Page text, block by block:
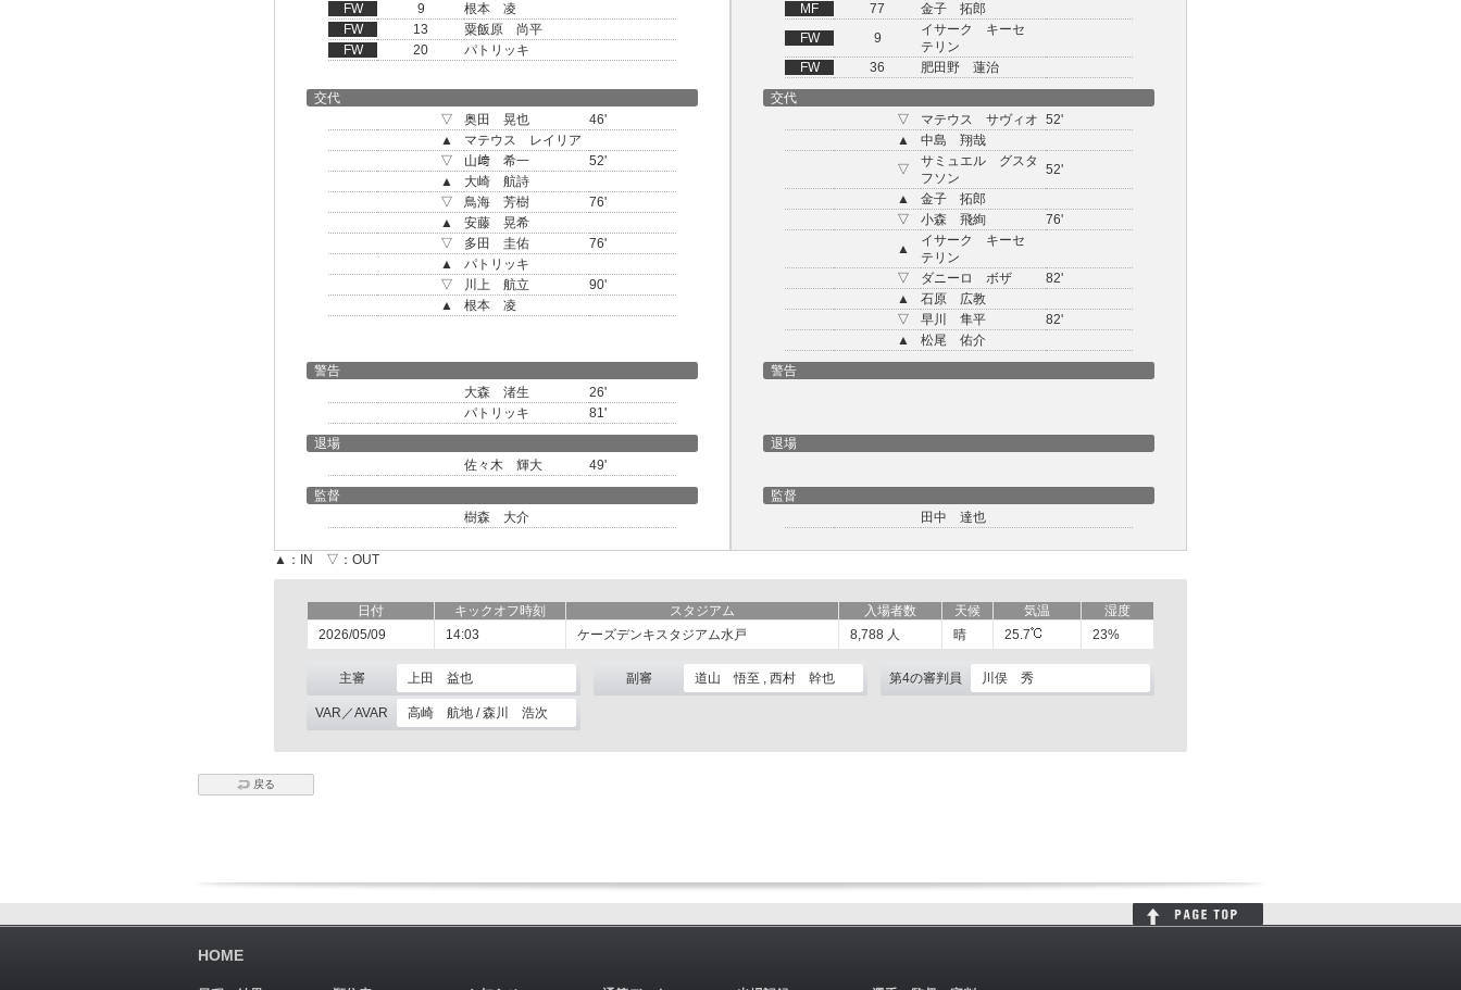
FW
9
根本 凌
FW
13
粟飯原 尚平
FW
20 パトリッキ
MF
77
金子 拓郎
FW
9
イサーク キーセ
テリン
FW
36
肥田野 蓮治
交代
▽
奥田 晃也
46'
▲
マテウス レイリア
▽
山﨑 希一
52'
▲
大崎 航詩
▽
鳥海 芳樹
76'
▲
安藤 晃希
▽
多田 圭佑
76'
▲
パトリッキ
▽
川上 航立
90'
▲
根本 凌
交代
▽
マテウス サヴィオ 52'
▲
中島 翔哉
▽
サミュエル グスタ
フソン
52'
▲
金子 拓郎
▽
小森 飛絢
76'
▲
イサーク キーセ
テリン
▽
ダニーロ ボザ
82'
▲
石原 広教
▽
早川 隼平
82'
▲
松尾 佑介
警告
大森 渚生
26'
パトリッキ
81'
警告
退場
佐々木 輝大
49'
退場
監督
樹森 大介
監督
田中 達也
▲：IN ▽：OUT
日付 キックオフ時刻 スタジアム 入場者数 天候 気温
湿度
2026/05/09
14:03 ケーズデンキスタジアム水戸 8,788 人 晴 25.7 23%
主審 上田 益也 副審 道山 悟至 , 西村 幹也 第4の審判員 川俣 秀
VAR／AVAR 高崎 航地 / 森川 浩次
戻る
HOME